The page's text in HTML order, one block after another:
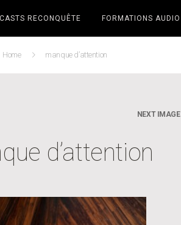
RECONQUÊTE FORMATIONS AUDIO
Home manque d’attention
NEXT IMAGE
d’attention